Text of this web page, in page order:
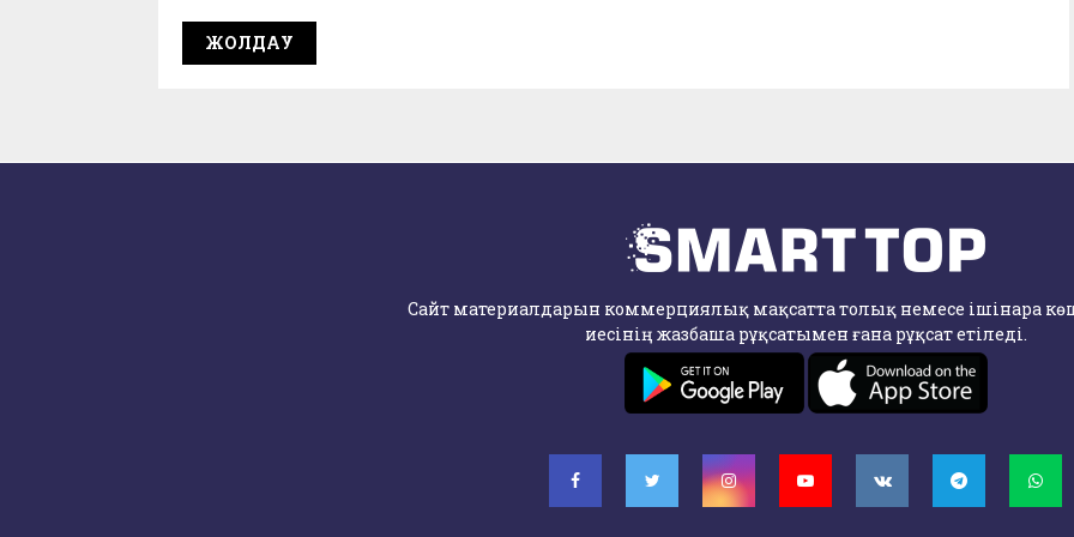
Сайт материалдарын коммерциялық мақсатта толық немесе ішінара
иесінің жазбаша рұқсатымен ғана рұқсат етіледі.